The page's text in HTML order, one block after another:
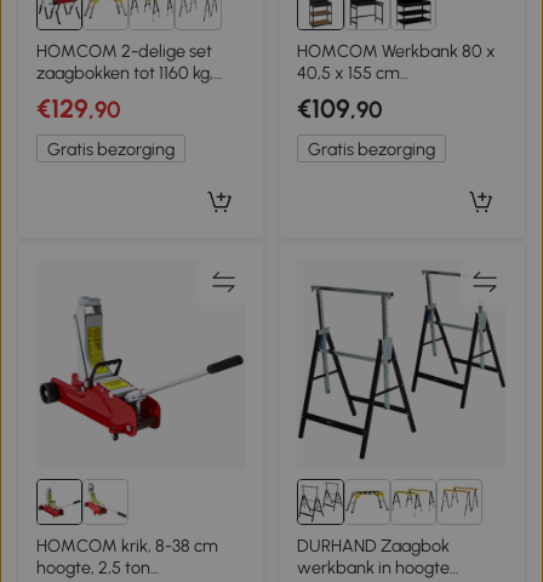
5+
HOMCOM 2-delige set
zaagbokken tot 1160 kg,
inklapbaar, 7-voudig in
hoogte verstelbaar (64-81
cm), metalen werkbokken
met handgreep, rood
€129,90
Gratis bezorging
HOMCOM Werkbank 80 x
40,5 x 155 cm
gereedschapsbank met
perforatiebord, haken,
lade, 2 planken voor
werkplaats Zwart
€109,90
Gratis bezorging
HOMCOM krik, 8-38 cm
hoogte, 2,5 ton
5+
DURHAND Zaagbok
werkbank in hoogte